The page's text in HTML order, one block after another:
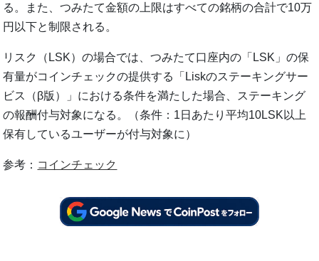
る。また、つみたて金額の上限はすべての銘柄の合計で10万
円以下と制限される。
リスク（LSK）の場合では、つみたて口座内の「LSK」の保
有量がコインチェックの提供する「Liskのステーキングサー
ビス（β版）」における条件を満たした場合、ステーキング
の報酬付与対象になる。（条件：1日あたり平均10LSK以上
保有しているユーザーが付与対象に）
参考： コインチェック